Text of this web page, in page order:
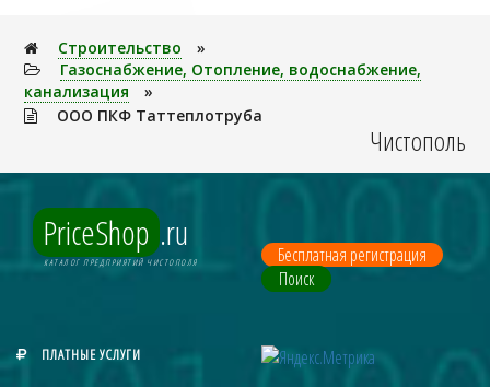
Строительство
»
Газоснабжение, Отопление, водоснабжение,
канализация
»
ООО ПКФ Таттеплотруба
Чистополь
PriceShop .ru
КАТАЛОГ ПРЕДПРИЯТИЙ ЧИСТОПОЛЯ
Бесплатная регистрация
Поиск
ПЛАТНЫЕ УСЛУГИ